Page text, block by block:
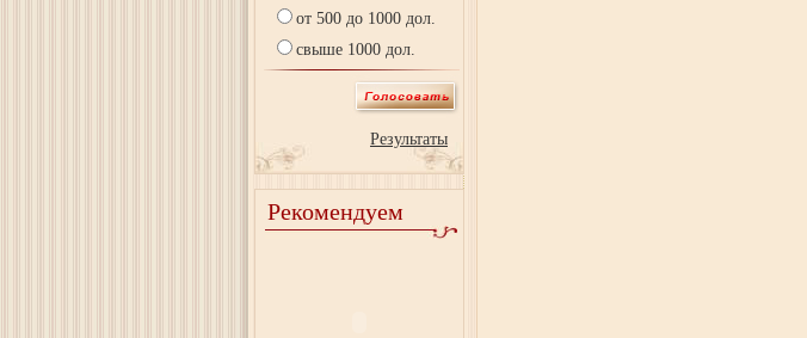
от 500 до 1000 дол.
свыше 1000 дол.
Результаты
Рекомендуем